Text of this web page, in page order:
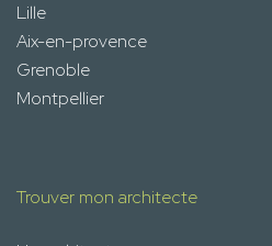
Lille
Aix-en-provence
Grenoble
Montpellier
Trouver mon architecte